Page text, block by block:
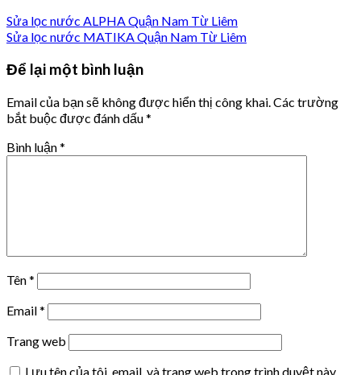
Sửa lọc nước ALPHA Quận Nam Từ Liêm
Sửa lọc nước MATIKA Quận Nam Từ Liêm
Để lại một bình luận
Email của bạn sẽ không được hiển thị công khai. Các trường
bắt buộc được đánh dấu*
Bình luận*
Tên*
Email*
Trang web
Lưu tên của tôi, email, và trang web trong trình duyệt này